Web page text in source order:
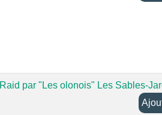
Raid par "Les olonois" Les Sables-